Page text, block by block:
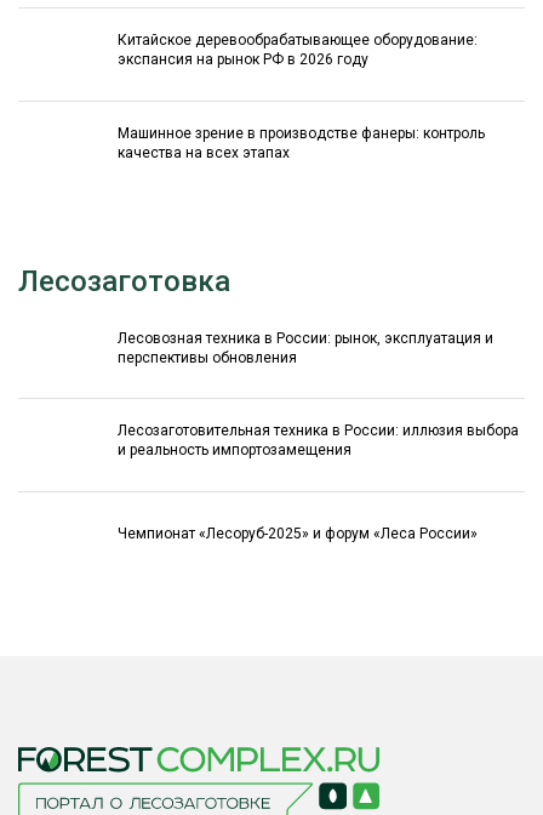
Китайское деревообрабатывающее оборудование:
экспансия на рынок РФ в 2026 году
Машинное зрение в производстве фанеры: контроль
качества на всех этапах
Лесозаготовка
Лесовозная техника в России: рынок, эксплуатация и
перспективы обновления
Лесозаготовительная техника в России: иллюзия выбора
и реальность импортозамещения
Чемпионат «Лесоруб-2025» и форум «Леса России»